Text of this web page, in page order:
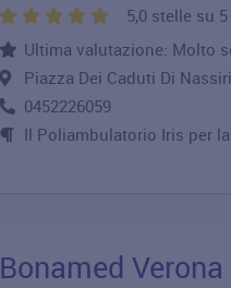
5,0 stelle su
Ultima valutazione: Molto
Piazza Dei Caduti Di
0452226059
Il Poliambulatorio Iris per
Bonamed Verona